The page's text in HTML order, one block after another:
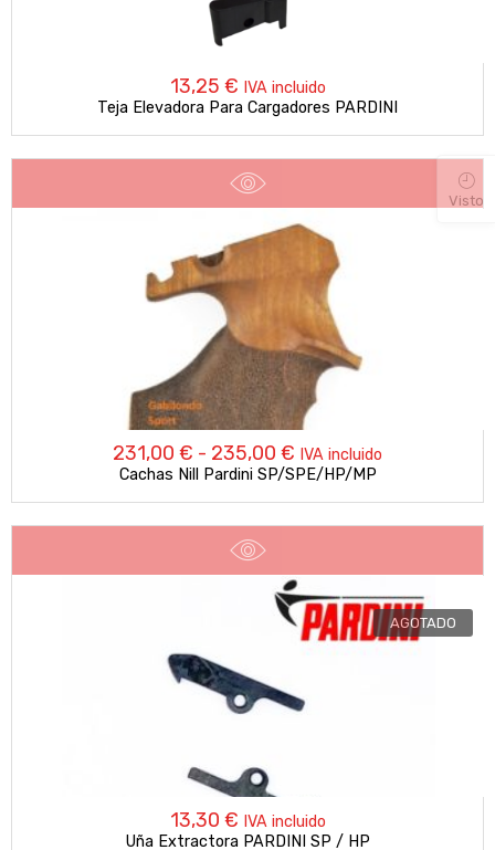
13,25 € IVA incluido
Teja Elevadora Para Cargadores PARDINI
231,00 € - 235,00 € Rango
de
precios:
231,00 €
hasta
IVA incluido
Cachas Nill Pardini SP/SPE/HP/MP
AGOTADO
13,30 € IVA incluido
Uña Extractora PARDINI SP / HP
Visto